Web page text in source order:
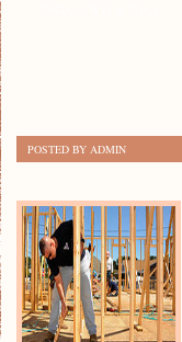
POSTED BY ADMIN